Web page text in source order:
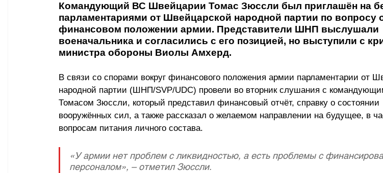
Командующий ВС Швейцарии Томас Зюссли был приглашён на
парламентариями от Швейцарской народной партии по вопросу
финансовом положении армии. Представители ШНП выслушали
военачальника и согласились с его позицией, но выступили с
министра обороны Виолы Амхерд.
В связи со спорами вокруг финансового положения армии парламентарии от
народной партии (ШНП/SVP/UDC) провели во вторник слушания с
Томасом Зюссли, который представил финансовый отчёт, справку о состоянии
вооружённых сил, а также рассказал о желаемом направлении на будущее, в
вопросам питания личного состава.
«У армии нет проблем с ликвидностью, а есть проблемы с
персоналом», – отметил Зюссли.